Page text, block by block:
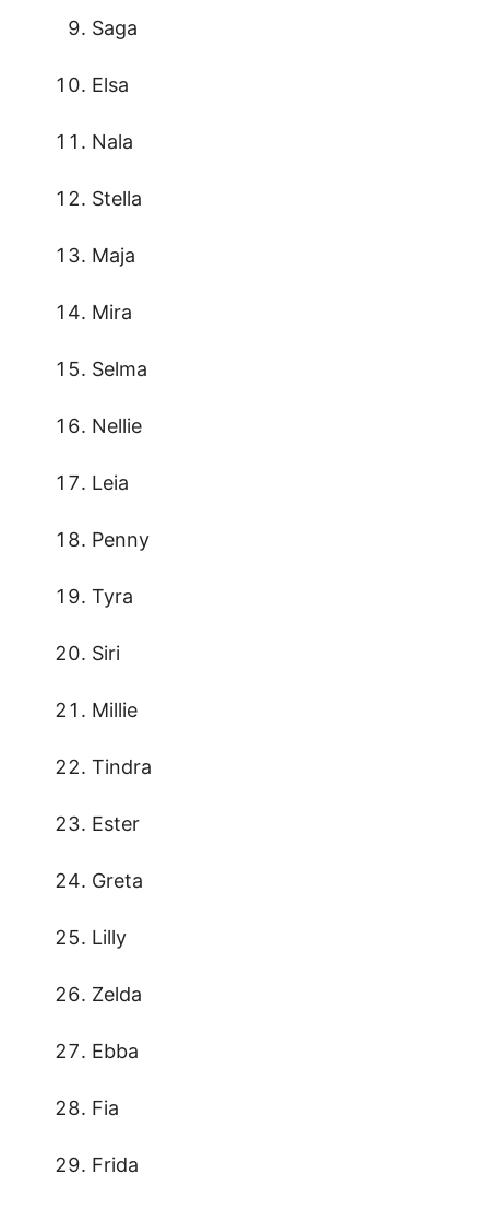
Saga
Elsa
Nala
Stella
Maja
Mira
Selma
Nellie
Leia
Penny
Tyra
Siri
Millie
Tindra
Ester
Greta
Lilly
Zelda
Ebba
Fia
Frida